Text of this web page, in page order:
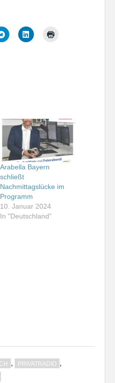
Arabella Bayern
schließt
Nachmittagslücke im
Programm
10. Januar 2024
In "Deutschland"
, PRIVATRADIO ,